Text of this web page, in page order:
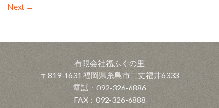
Next →
有限会社福ふくの里
〒819-1631 福岡県糸島市二丈福井6333
電話：092-326-6886
FAX：092-326-6888